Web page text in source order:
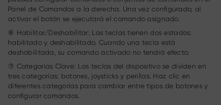
Panel de Comandos a la derecha. Una vez configurado, al
activar el botón se ejecutará el comando asignado.
⑥ Habilitar/Deshabilitar: Las teclas tienen dos estados:
habilitado y deshabilitado. Cuando una tecla está
deshabilitada, su comando activado no tendrá efecto.
⑦ Categorías Clave: Las teclas del dispositivo se dividen en
tres categorías: botones, joysticks y perillas. Haz clic en
diferentes categorías para cambiar entre tipos de botones y
configurar comandos.